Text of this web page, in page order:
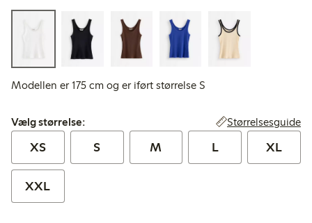
Modellen er 175 cm og er iført størrelse S
Vælg størrelse:
Vælg størrelse: Størrelsesguide
XS S M L XL
XXL